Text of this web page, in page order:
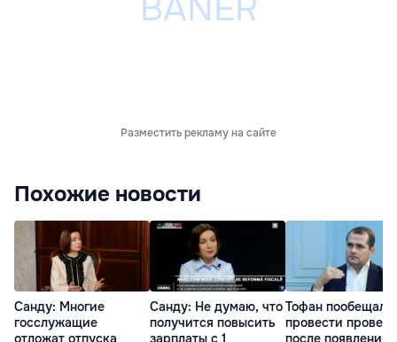
Разместить рекламу на сайте
Похожие новости
Санду: Многие
госслужащие
отложат отпуска
Санду: Не думаю, что
получится повысить
зарплаты с 1
Тофан пообещал
провести
после появления